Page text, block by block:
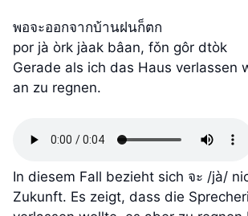
พอจะออกจากบ้านฝนก็ตก
por jà òrk jàak bâan, fǒn gôr dtòk
Gerade als ich das Haus verlassen
an zu regnen.
In diesem Fall bezieht sich จะ /jà/
Zukunft. Es zeigt, dass die